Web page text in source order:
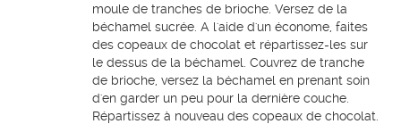
moule de tranches de brioche. Versez de la
béchamel sucrée. A l'aide d'un économe, faites
des copeaux de chocolat et répartissez-les sur
le dessus de la béchamel. Couvrez de tranche
de brioche, versez la béchamel en prenant soin
d'en garder un peu pour la dernière couche.
Répartissez à nouveau des copeaux de chocolat.